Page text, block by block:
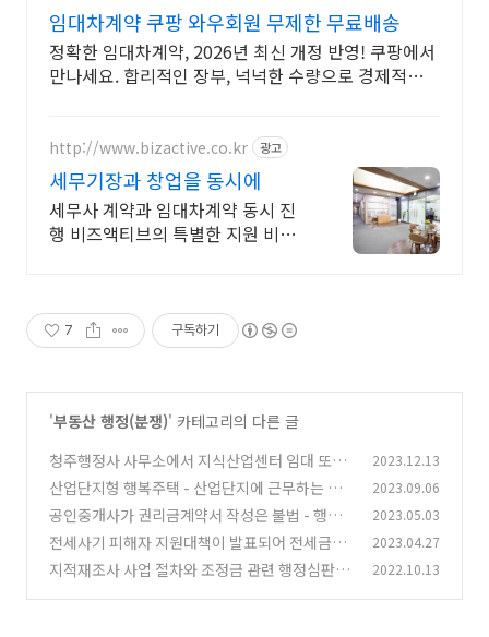
임대차계약 쿠팡 와우회원 무제한 무료배송
정확한 임대차계약, 2026년 최신 개정 반영! 쿠팡에서
만나세요. 합리적인 장부, 넉넉한 수량으로 경제적인
http://www.bizactive.co.kr 광고
세무기장과 창업을 동시에
세무사 계약과 임대차계약 동시 진
행 비즈액티브의 특별한 지원 비대
7 구독하기
'부동산 행정(분쟁)' 카테고리의 다른 글
청주행정사 사무소에서 지식산업센터 임대 또는
분양과 관련 법규와 장단점 검토
(0)
2023.12.13
산업단지형 행복주택 - 산업단지에 근무하는 근
로자의 입주 자격, 방법 안내
(0)
2023.09.06
공인중개사가 권리금계약서 작성은 불법 - 행정
사 작성 가능 (0)
2023.05.03
전세사기 피해자 지원대책이 발표되어 전세금돌
려받기 에 휘망이 생겼네요
(0)
2023.04.27
지적재조사 사업 절차와 조정금 관련 행정심판 2022.10.13